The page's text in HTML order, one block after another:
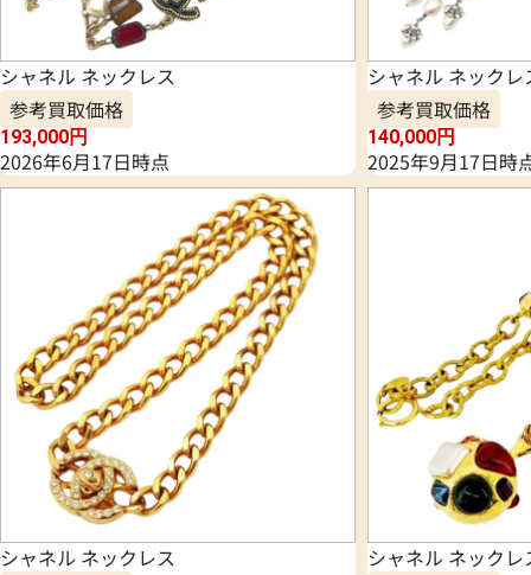
シャネル ネックレス
参考買取価格
193,000円
2026年6月17日時点
シャネル ネックレ
参考買取価格
140,000円
2025年9月17日時
シャネル ネックレス
シャネル ネックレ